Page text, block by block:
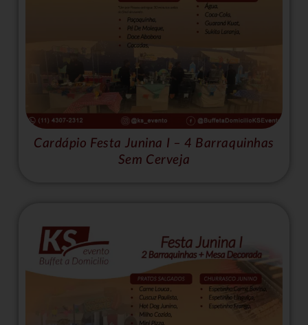
Cardápio Festa Junina I – 4 Barraquinhas
Sem Cerveja